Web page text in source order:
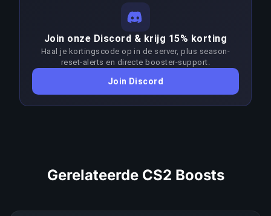
LINK KOPIËREN
van matchup-patronen, optimale strategieën en
game sense op deze skill-niveaus. Consistent
winnen in het segment Gold Nova–Distinguished
Master Guardian vraagt aanzienlijk meer skill dan
de doelrank. Boosters passen hun aanpak per
patch aan om de meta voor te blijven; elke
Join onze Discord & krijg 15% korting
Haal je kortingscode op in de server, plus season-
reset-alerts en directe booster-support.
Join Discord
Gerelateerde CS2 Boosts